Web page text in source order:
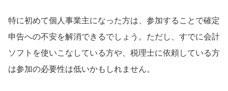
特に初めて個人事業主になった方は、参加することで確定
申告への不安を解消できるでしょう。ただし、すでに会計
ソフトを使いこなしている方や、税理士に依頼している方
は参加の必要性は低いかもしれません。